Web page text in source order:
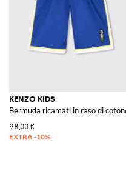
KENZO KIDS
Bermuda ricamati in raso di
98,00 €